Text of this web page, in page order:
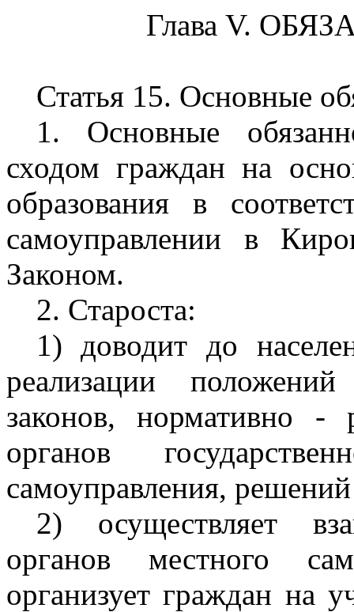
Глава V.
Статья 15. Основные
1. Основные
сходом граждан на
образования в
самоуправлении в
Законом.
2. Староста:
1) доводит до
реализации
законов, нормативно -
органов
самоуправления,
2) осуществляет
органов местного
организует граждан на